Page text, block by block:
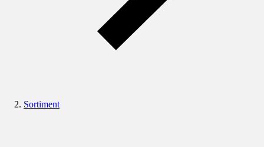
Sortiment